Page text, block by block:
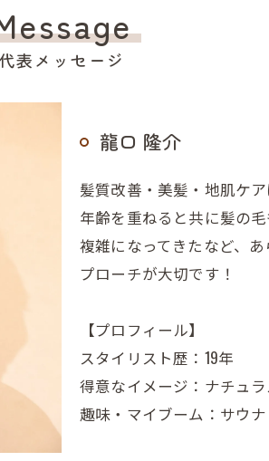
代表メッセージ
龍口 隆介
髪質改善・美髪・地肌ケア
年齢を重ねると共に髪の
複雑になってきたなど、
プローチが大切です！
【プロフィール】
スタイリスト歴：19年
得意なイメージ：ナチュ
趣味・マイブーム：サウナ